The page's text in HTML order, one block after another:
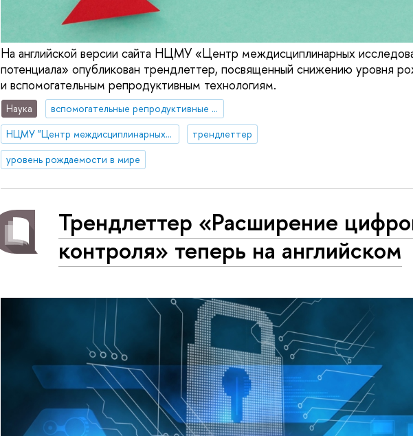
На английской версии сайта НЦМУ «Центр междисциплинарных
потенциала» опубликован трендлеттер, посвященный снижению уровня
и вспомогательным репродуктивным технологиям.
Наука
вспомогательные репродуктивные технологии
НЦМУ "Центр междисциплинарных исследований человеческого потенциала"
трендлеттер
уровень рождаемости в мире
Трендлеттер «Расширение
контроля» теперь на английском